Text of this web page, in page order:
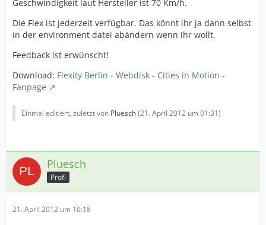
Geschwindigkeit laut Hersteller ist 70 Km/h.
Die Flex ist jederzeit verfügbar. Das könnt ihr ja dann selbst
in der environment datei abändern wenn Ihr wollt.
Feedback ist erwünscht!
Download: Flexity Berlin - Webdisk - Cities in Motion -
Fanpage
Einmal editiert, zuletzt von Pluesch(21. April 2012 um 01:31)
Pluesch
Profi
21. April 2012 um 10:18